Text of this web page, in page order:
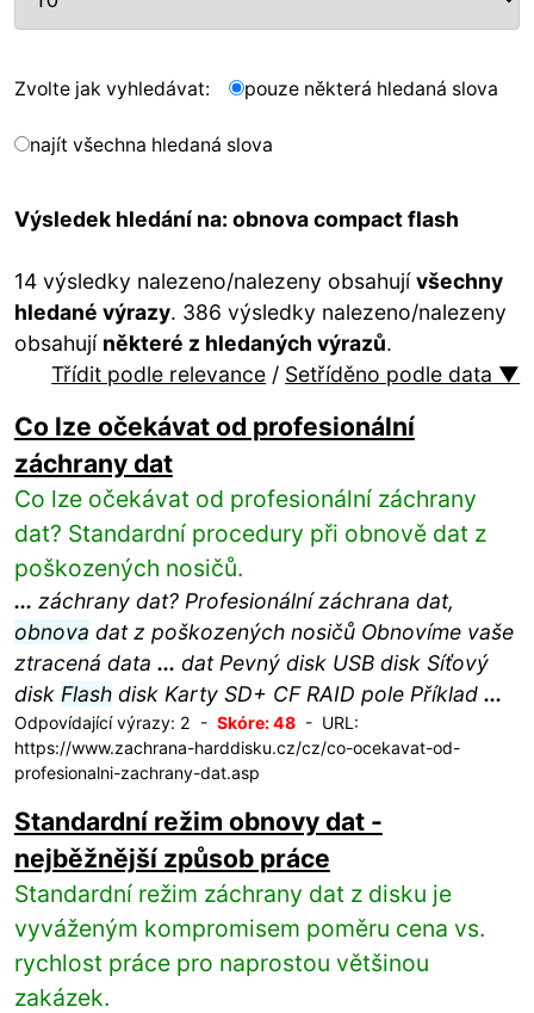
Zvolte jak vyhledávat: pouze některá hledaná slova
najít všechna hledaná slova
Výsledek hledání na: obnova compact flash
14 výsledky nalezeno/nalezeny obsahujívšechny
hledané výrazy. 386 výsledky nalezeno/nalezeny
obsahují některé z hledaných výrazů.
Třídit podle relevance / Setříděno podle data ▼
Co lze očekávat od profesionální
záchrany dat
Co lze očekávat od profesionální záchrany
dat? Standardní procedury při obnově dat z
poškozených nosičů.
... záchrany dat? Profesionální záchrana dat,
obnova dat z poškozených nosičů Obnovíme vaše
ztracená data ... dat Pevný disk USB disk Síťový
disk Flashdisk Karty SD+ CF RAID pole Příklad ...
Odpovídající výrazy: 2 - Skóre: 48- URL:
https://www.zachrana-harddisku.cz/cz/co-ocekavat-od-
profesionalni-zachrany-dat.asp
Standardní režim obnovy dat -
nejběžnější způsob práce
Standardní režim záchrany dat z disku je
vyváženým kompromisem poměru cena vs.
rychlost práce pro naprostou většinou
zakázek.